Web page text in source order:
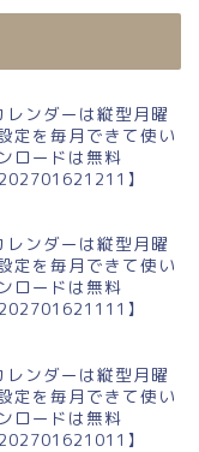
ンダーは縦型月曜
定を毎月できて使い
ロードは無料
】
ンダーは縦型月曜
定を毎月できて使い
ロードは無料
】
ンダーは縦型月曜
定を毎月できて使い
ロードは無料
】